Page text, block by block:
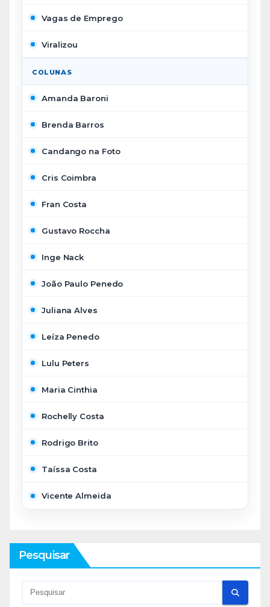
Vagas de Emprego
Viralizou
COLUNAS
Amanda Baroni
Brenda Barros
Candango na Foto
Cris Coimbra
Fran Costa
Gustavo Roccha
Inge Nack
João Paulo Penedo
Juliana Alves
Leíza Penedo
Lulu Peters
Maria Cinthia
Rochelly Costa
Rodrigo Brito
Taíssa Costa
Vicente Almeida
Pesquisar